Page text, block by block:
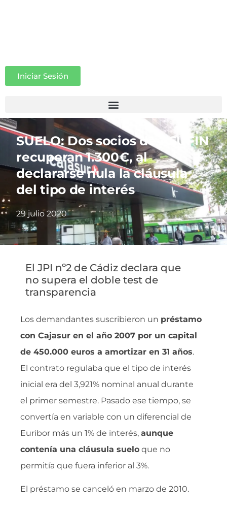
Iniciar Sesión
SUELO: Dos socios de ASUFIN
recuperan 1.300€, al
declararse nula la cláusula
del tipo de interés
29 julio 2020
El JPI nº2 de Cádiz declara que
no supera el doble test de
transparencia
Los demandantes suscribieron un préstamo
con Cajasur en el año 2007 por un capital
de 450.000 euros a amortizar en 31 años.
El contrato regulaba que el tipo de interés
inicial era del 3,921% nominal anual durante
el primer semestre. Pasado ese tiempo, se
convertía en variable con un diferencial de
Euribor más un 1% de interés, aunque
contenía una cláusula suelo que no
permitía que fuera inferior al 3%.
El préstamo se canceló en marzo de 2010.